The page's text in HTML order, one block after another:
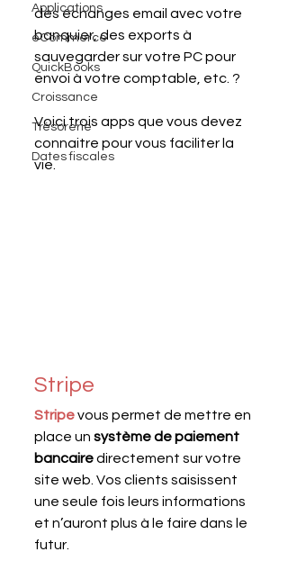
Applications
eCommerce
QuickBooks
Croissance
Trésorerie
Dates fiscales
des échanges email avec votre
banquier, des exports à
sauvegarder sur votre PC pour
envoi à votre comptable, etc. ?
Voici trois apps que vous devez
connaitre pour vous faciliter la
vie.
Stripe
Stripe vous permet de mettre en
place un système de paiement
bancaire directement sur votre
site web. Vos clients saisissent
une seule fois leurs informations
et n’auront plus à le faire dans le
futur.